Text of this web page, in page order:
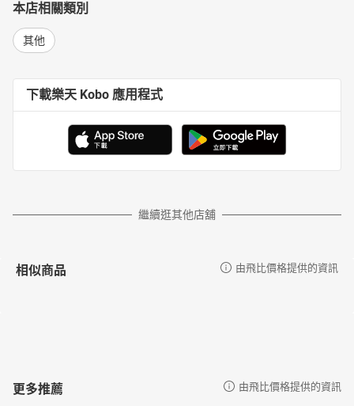
本店相關類別
其他
下載樂天 Kobo 應用程式
繼續逛其他店舖
相似商品 由飛比價格提供的資訊
更多推薦 由飛比價格提供的資訊